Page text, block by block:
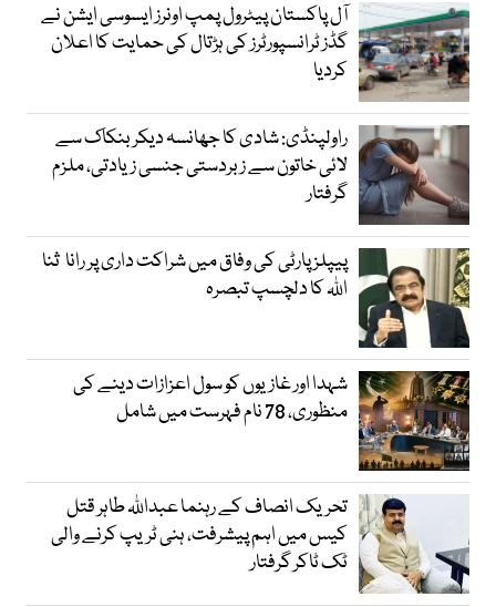
آل پاکستان پیٹرول پمپ اونرز ایسوسی ایشن نے
گڈز ٹرانسپورٹرز کی ہڑتال کی حمایت کا اعلان
کردیا
راولپنڈی: شادی کا جھانسہ دیکر بنکاک سے
لائی خاتون سے زبردستی جنسی زیادتی، ملزم
گرفتار
پیپلز پارٹی کی وفاق میں شراکت داری پر رانا ثنا
اللہ کا دلچسپ تبصرہ
شہدا اور غازیوں کو سول اعزازات دینے کی
منظوری، 78 نام فہرست میں شامل
تحریک انصاف کے رہنما عبداللہ طاہر قتل
کیس میں اہم پیشرفت، ہنی ٹریپ کرنے والی
ٹک ٹاکر گرفتار